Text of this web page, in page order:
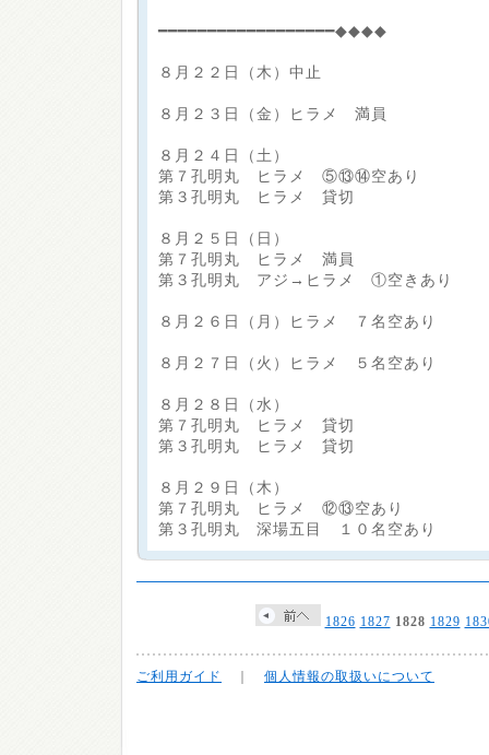
━━━━━━━━━━━━━━━━━━◆◆◆◆
８月２２日（木）中止
８月２３日（金）ヒラメ 満員
８月２４日（土）
第７孔明丸 ヒラメ ⑤⑬⑭空あり
第３孔明丸 ヒラメ 貸切
８月２５日（日）
第７孔明丸 ヒラメ 満員
第３孔明丸 アジ→ヒラメ ①空きあり
８月２６日（月）ヒラメ ７名空あり
８月２７日（火）ヒラメ ５名空あり
８月２８日（水）
第７孔明丸 ヒラメ 貸切
第３孔明丸 ヒラメ 貸切
８月２９日（木）
第７孔明丸 ヒラメ ⑫⑬空あり
第３孔明丸 深場五目 １０名空あり
1826 1827 1828 1829
ご利用ガイド 個人情報の取扱いについて